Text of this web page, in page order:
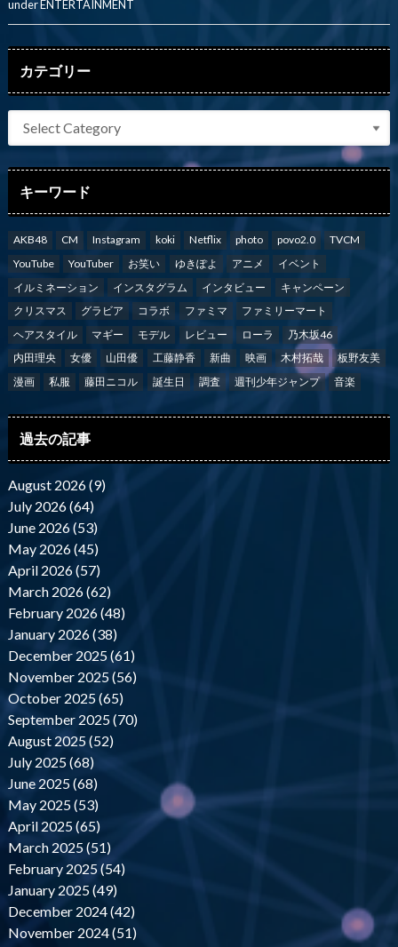
underENTERTAINMENT
カテゴリー
キーワード
AKB48 CM Instagram koki Netflix photo povo2.0
TVCM
YouTube
YouTuber お笑い ゆきぽよ アニメ
イベント
イルミネーション
インスタグラム インタビュー
キャンペーン
クリスマス
グラビア コラボ ファミマ
ファミリーマート
ヘアスタイル
マギー モデル レビュー ローラ
乃木坂46
内田理央
女優 山田優 工藤静香 新曲 映画 木村拓哉
板野友美
漫画
私服 藤田ニコル 誕生日 調査 週刊少年ジャンプ 音楽
過去の記事
August 2026 (9)
July 2026 (64)
June 2026 (53)
May 2026 (45)
April 2026 (57)
March 2026 (62)
February 2026 (48)
January 2026 (38)
December 2025 (61)
November 2025 (56)
October 2025 (65)
September 2025 (70)
August 2025 (52)
July 2025 (68)
June 2025 (68)
May 2025 (53)
April 2025 (65)
March 2025 (51)
February 2025 (54)
January 2025 (49)
December 2024 (42)
November 2024 (51)